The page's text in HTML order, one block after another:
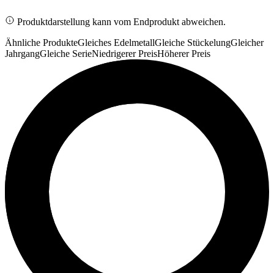
Produktdarstellung kann vom Endprodukt abweichen.
Ähnliche ProdukteGleiches EdelmetallGleiche StückelungGleicher
JahrgangGleiche SerieNiedrigerer PreisHöherer Preis